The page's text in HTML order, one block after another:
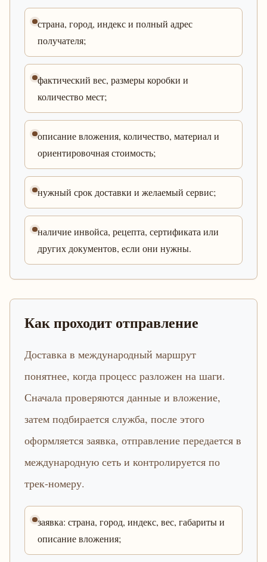
страна, город, индекс и полный адрес
получателя;
фактический вес, размеры коробки и
количество мест;
описание вложения, количество, материал и
ориентировочная стоимость;
нужный срок доставки и желаемый сервис;
наличие инвойса, рецепта, сертификата или
других документов, если они нужны.
Как проходит отправление
Доставка в международный маршрут
понятнее, когда процесс разложен на шаги.
Сначала проверяются данные и вложение,
затем подбирается служба, после этого
оформляется заявка, отправление передается в
международную сеть и контролируется по
трек-номеру.
заявка: страна, город, индекс, вес, габариты и
описание вложения;